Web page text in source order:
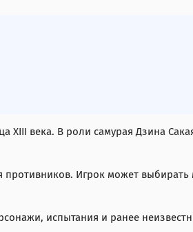
XIII века. В роли самурая Дзина
противников. Игрок может выбирать
испытания и ранее